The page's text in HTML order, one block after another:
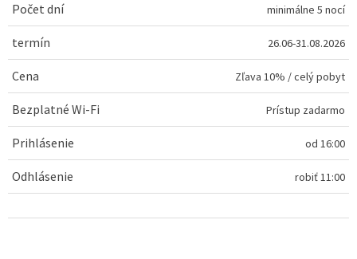
Počet dní minimálne 5 nocí
termín 26.06-31.08.2026
Cena Zľava 10% /celý pobyt
Bezplatné Wi-Fi Prístup zadarmo
Prihlásenie od 16:00
Odhlásenie robiť 11:00